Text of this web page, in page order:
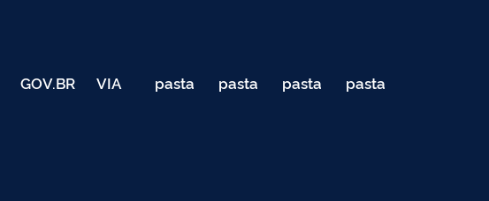
GOV.BR VIA
040
pasta
de
pasta
de
pasta
de
pasta
de